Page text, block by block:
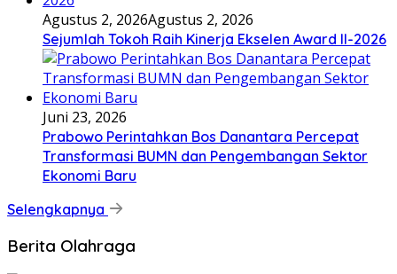
Agustus 2, 2026Agustus 2, 2026
Sejumlah Tokoh Raih Kinerja Ekselen Award II-2026
Juni 23, 2026
Prabowo Perintahkan Bos Danantara Percepat
Transformasi BUMN dan Pengembangan Sektor
Ekonomi Baru
Selengkapnya
Berita Olahraga